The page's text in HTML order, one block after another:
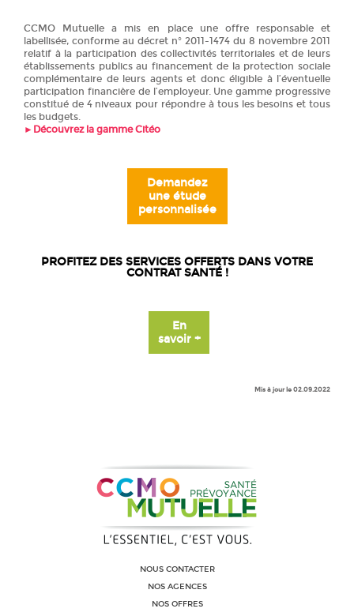
CCMO Mutuelle a mis en place une offre responsable et
labellisée, conforme au décret n° 2011-1474 du 8 novembre 2011
relatif à la participation des collectivités territoriales et de leurs
établissements publics au financement de la protection sociale
complémentaire de leurs agents et donc éligible à l’éventuelle
participation financière de l’employeur. Une gamme progressive
constitué de 4 niveaux pour répondre à tous les besoins et tous
les budgets.
► Découvrez la gamme Citéo
Demandez
une étude
personnalisée
PROFITEZ DES SERVICES OFFERTS DANS VOTRE
CONTRAT SANTÉ !
En
savoir +
Mis à jour le 02.09.2022
NOUS CONTACTER
NOS AGENCES
NOS OFFRES